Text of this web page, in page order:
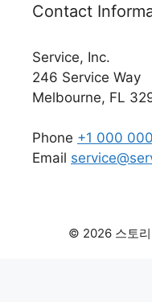
Contact
Service, Inc.
246 Service Way
Melbourne, FL
Phone +1 000
Email
© 2026 스토